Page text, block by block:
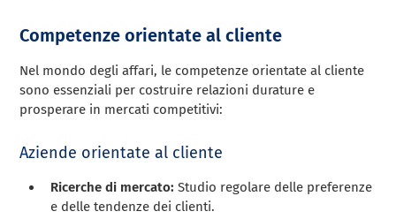
Competenze orientate al cliente
Nel mondo degli affari, le competenze orientate al cliente
sono essenziali per costruire relazioni durature e
prosperare in mercati competitivi:
Aziende orientate al cliente
Ricerche di mercato: Studio regolare delle preferenze
e delle tendenze dei clienti.